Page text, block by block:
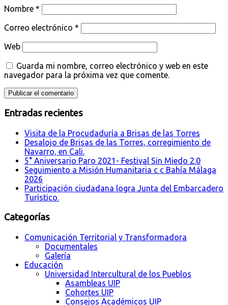
Nombre *
Correo electrónico *
Web
Guarda mi nombre, correo electrónico y web en este
navegador para la próxima vez que comente.
Entradas recientes
Visita de la Procudaduría a Brisas de las Torres
Desalojo de Brisas de las Torres, corregimiento de
Navarro, en Cali.
5° Aniversario Paro 2021- Festival Sin Miedo 2.0
Seguimiento a Misión Humanitaria c c Bahía Málaga
2026
Participación ciudadana logra Junta del Embarcadero
Turístico.
Categorías
Comunicación Territorial y Transformadora
Documentales
Galería
Educación
Universidad Intercultural de los Pueblos
Asambleas UIP
Cohortes UIP
Consejos Académicos UIP